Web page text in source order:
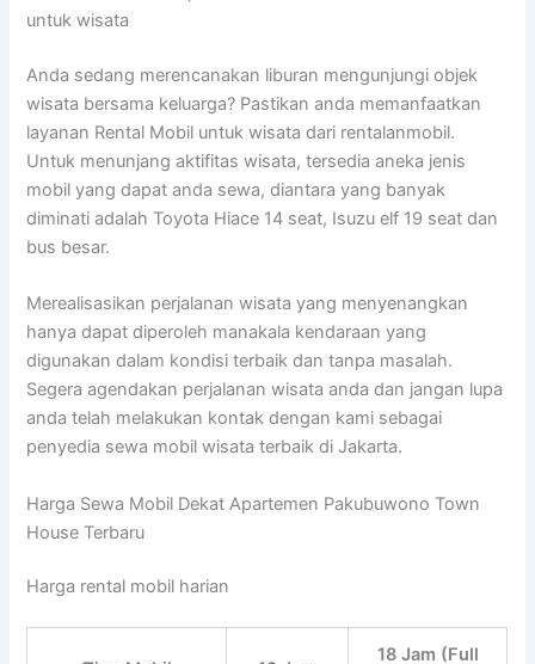
untuk wisata
Anda sedang merencanakan liburan mengunjungi objek
wisata bersama keluarga? Pastikan anda memanfaatkan
layanan Rental Mobil untuk wisata dari rentalanmobil.
Untuk menunjang aktifitas wisata, tersedia aneka jenis
mobil yang dapat anda sewa, diantara yang banyak
diminati adalah Toyota Hiace 14 seat, Isuzu elf 19 seat dan
bus besar.
Merealisasikan perjalanan wisata yang menyenangkan
hanya dapat diperoleh manakala kendaraan yang
digunakan dalam kondisi terbaik dan tanpa masalah.
Segera agendakan perjalanan wisata anda dan jangan lupa
anda telah melakukan kontak dengan kami sebagai
penyedia sewa mobil wisata terbaik di Jakarta.
Harga Sewa Mobil Dekat Apartemen Pakubuwono Town
House Terbaru
Harga rental mobil harian
18 Jam (Full